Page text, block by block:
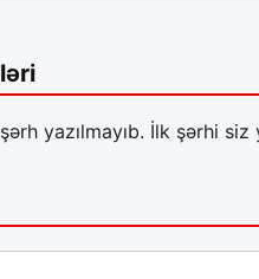
yazılmayıb. İlk şərhi siz